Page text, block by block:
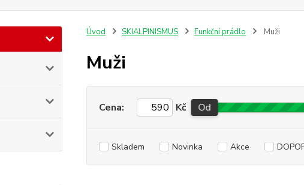
Úvod SKIALPINISMUS Funkční prádlo Muži
Muži
Cena: Kč Od
Skladem Novinka Akce